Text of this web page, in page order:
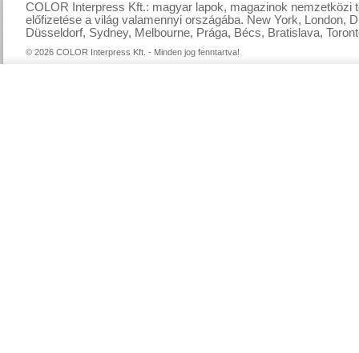
COLOR Interpress Kft.: magyar lapok, magazinok nemzetközi
előfizetése a világ valamennyi országába. New York, London,
Düsseldorf, Sydney, Melbourne, Prága, Bécs, Bratislava,
© 2026 COLOR Interpress Kft. - Minden jog fenntartva!